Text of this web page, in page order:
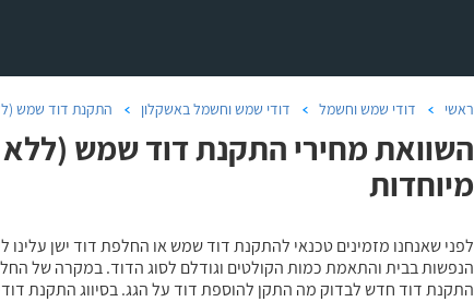
ראשי דודי שמש וחשמל דודי שמש וחשמל באשקלון התקנת דוד שמש
השוואת מחירי התקנת דוד שמש
מיוחדות
לפני שאנחנו מזמינים טכנאי להתקנת דוד שמש או החלפת דוד ישן
הנפשות בבית והתאמת כמות הקולטים וגודלם לסוג הדוד. במקרה של
התקנת דוד חדש לבדוק מה התקן להוספת דוד על הגג. בסיווג התקנת